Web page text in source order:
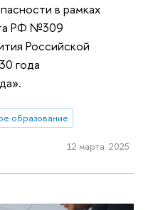
в рамках
РФ №309
Российской
года
образование
12 марта 2025